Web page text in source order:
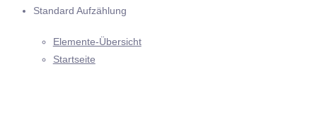
Standard Aufzählung
Elemente-Übersicht
Startseite